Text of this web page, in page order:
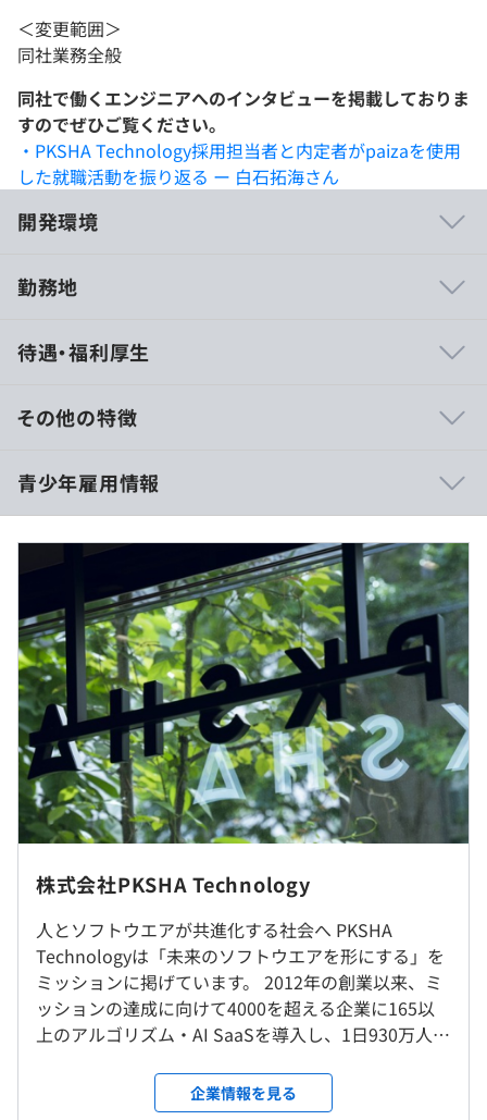
＜変更範囲＞
同社業務全般
同社で働くエンジニアへのインタビューを掲載しておりま
すのでぜひご覧ください。
・PKSHA Technology採用担当者と内定者がpaizaを使用
した就職活動を振り返る ー 白石拓海さん
開発環境
ストレージ：512GB、メモリ：32GB、キー：US
Windows：VAIO Pro PJ13 12.5インチ
ストレージ：256GB、メモリ：16GB、キー：JIS
勤務地
本社（東京都文京区本郷2-35-10 本郷瀬川ビル5F）または
東京都文京区本郷1-28-10 本郷ＴＫビル
就業場所の変更範囲
＜雇入時＞
東京都文京区本郷1丁目28-10 本郷TKビル
＜変更範囲＞
変更なし
受動喫煙防止措置に関する事項
待遇・福利厚生
就業時間10:00-19:00
休憩時間：60分
平均残業時間：基本残業はありません
土日祝
宿泊交通費補助あり（宿泊費1.2万円/日、交通費往復3万
なし
その他の特徴
青少年雇用情報
過去３年間の新卒採用者数・離職者数
前年度 採用者数5人 離職者数0人
2年度前 採用者数2人 離職者数0人
3年度前 採用者数3人 離職者数1人
過去３年間の新卒採用者数の男女別人数
前年度 男性5人 女性0人
2年度前 男性2人 女性0人
3年度前 男性3人 女性0人
自己啓発支援の有無及びその内容
PKSHA University（PKSHAで働く上で基盤となる知識を
学べる教材の提供）
メンター制度の有無
あり
前年度の有給休暇の平均取得日数
株式会社PKSHA Technology
人とソフトウエアが共進化する社会へ PKSHA
Technologyは「未来のソフトウエアを形にする」を
ミッションに掲げています。 2012年の創業以来、ミ
ッションの達成に向けて4000を超える企業に165以
上のアルゴリズム・AI SaaSを導入し、1日930万人以
未来のソフトウエアを形にして、人とソフトウエア
の共進化を進めていきたい、そのような方をお待ち
企業情報を見る